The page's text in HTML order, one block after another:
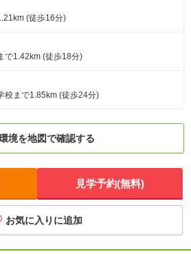
(徒歩16分)
で1.42km (徒歩18分)
校まで1.85km (徒歩24分)
境を地図で確認する
見学予約(無料)
お気に入りに追加